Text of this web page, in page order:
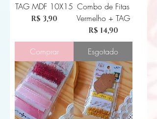
TAG MDF 10X15
Preço
R$ 3,90
Comprar
Combo de Fitas
Vermelho + TAG
Preço
R$ 14,90
Esgotado